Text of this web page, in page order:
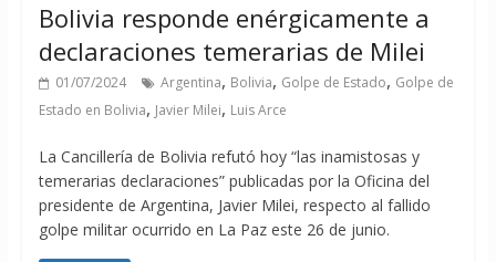
Bolivia responde enérgicamente a
declaraciones temerarias de Milei
01/07/2024 Argentina, Bolivia, Golpe de Estado, Golpe de
Estado en Bolivia, Javier Milei, Luis Arce
La Cancillería de Bolivia refutó hoy “las inamistosas y
temerarias declaraciones” publicadas por la Oficina del
presidente de Argentina, Javier Milei, respecto al fallido
golpe militar ocurrido en La Paz este 26 de junio.